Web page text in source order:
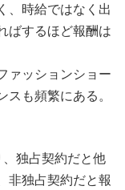
、時給ではなく出
ばするほど報酬は
ァッションショー
も頻繁にある。
独占契約だと他
非独占契約だと報